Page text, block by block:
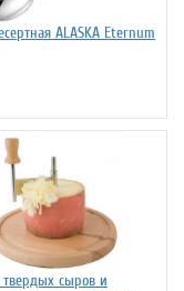
ALASKA Eternum
сыров и